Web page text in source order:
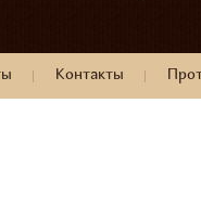
Контакты